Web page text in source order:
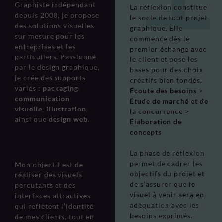
Graphiste indépendant
depuis 2008, je propose
des solutions visuelles
sur mesure pour les
entreprises et les
particuliers. Passionné
par le design graphique,
je crée des supports
variés : packaging,
communication
visuelle, illustration,
ainsi que design web.
Mon objectif est de
réaliser des visuels
percutants et des
interfaces attractives
qui reflètent l’identité
de mes clients, tout en
La réflexion constitue
le socle de tout projet
graphique. Elle
commence dès le
premier échange avec
le client et pose les
bases pour des choix
créatifs bien fondés.
Écoute des besoins >
Étude de marché et de
la concurrence >
Élaboration de
concepts
La phase de réflexion
permet de cadrer les
objectifs du projet et
de s’assurer que le
visuel à venir sera en
adéquation avec les
besoins exprimés.